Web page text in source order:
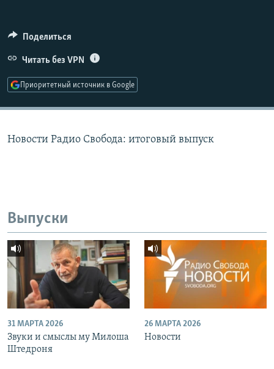
ПОДПИШИТЕСЬ НА РАССЫЛКУ
СОЦИАЛЬНЫЕ СЕТИ
Поделиться
Читать без VPN
Приоритетный источник в Google
Новости Радио Свобода: итоговый выпуск
Выпуски
31 МАРТА 2026
Звуки и смыслы му Милоша
Штедроня
26 МАРТА 2026
Новости